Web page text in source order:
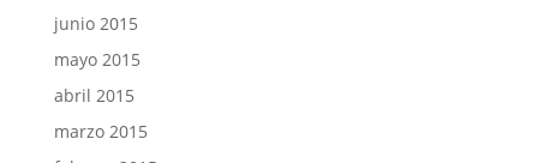
junio 2015
mayo 2015
abril 2015
marzo 2015